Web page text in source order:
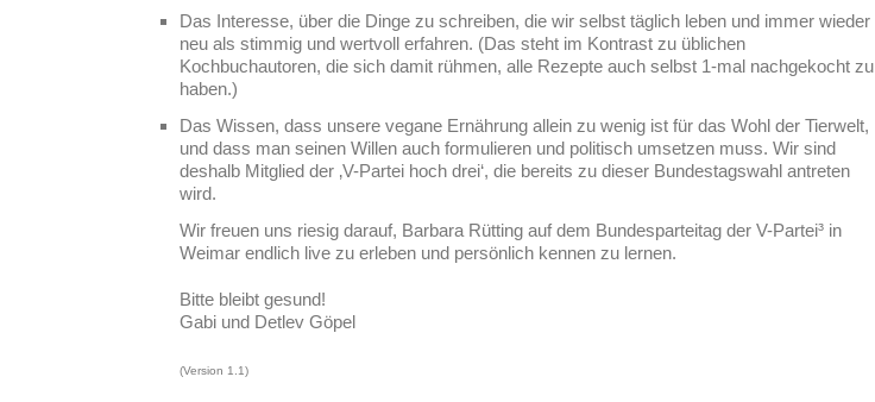
Das Interesse, über die Dinge zu schreiben, die wir selbst täglich leben und immer wieder
neu als stimmig und wertvoll erfahren. (Das steht im Kontrast zu üblichen
Kochbuchautoren, die sich damit rühmen, alle Rezepte auch selbst 1-mal nachgekocht zu
haben.)
Das Wissen, dass unsere vegane Ernährung allein zu wenig ist für das Wohl der Tierwelt,
und dass man seinen Willen auch formulieren und politisch umsetzen muss. Wir sind
deshalb Mitglied der ‚V-Partei hoch drei‘, die bereits zu dieser Bundestagswahl antreten
wird.
Wir freuen uns riesig darauf, Barbara Rütting auf dem Bundesparteitag der V-Partei³ in
Weimar endlich live zu erleben und persönlich kennen zu lernen.
Bitte bleibt gesund!
Gabi und Detlev Göpel
(Version 1.1)